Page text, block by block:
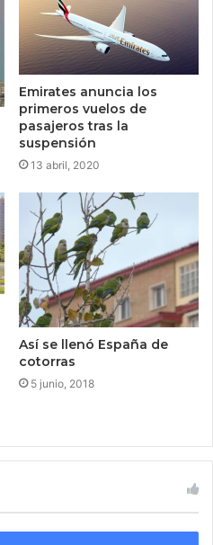
Emirates anuncia los
primeros vuelos de
pasajeros tras la
suspensión
13 abril, 2020
Así se llenó España de
cotorras
5 junio, 2018